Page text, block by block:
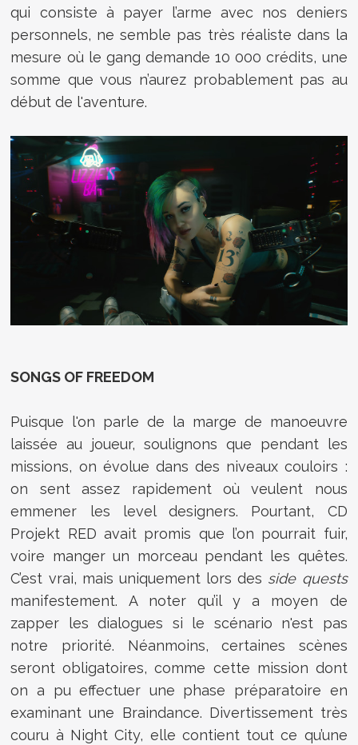
qui consiste à payer l’arme avec nos deniers
personnels, ne semble pas très réaliste dans la
mesure où le gang demande 10 000 crédits, une
somme que vous n’aurez probablement pas au
début de l'aventure.
SONGS OF FREEDOM
Puisque l'on parle de la marge de manoeuvre
laissée au joueur, soulignons que pendant les
missions, on évolue dans des niveaux couloirs :
on sent assez rapidement où veulent nous
emmener les level designers. Pourtant, CD
Projekt RED avait promis que l’on pourrait fuir,
voire manger un morceau pendant les quêtes.
C’est vrai, mais uniquement lors des side quests
manifestement. A noter qu’il y a moyen de
zapper les dialogues si le scénario n'est pas
notre priorité. Néanmoins, certaines scènes
seront obligatoires, comme cette mission dont
on a pu effectuer une phase préparatoire en
examinant une Braindance. Divertissement très
couru à Night City, elle contient tout ce qu’une